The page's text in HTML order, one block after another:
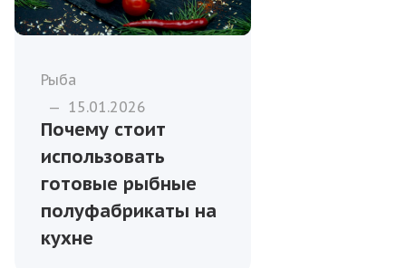
Рыба
— 15.01.2026
Почему стоит
использовать
готовые рыбные
полуфабрикаты на
кухне